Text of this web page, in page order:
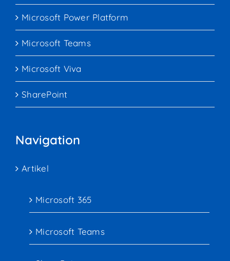
Microsoft Power Platform
Microsoft Teams
Microsoft Viva
SharePoint
Navigation
Artikel
Microsoft 365
Microsoft Teams